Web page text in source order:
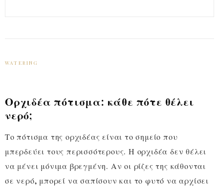
WATERING
Ορχιδέα πότισμα: κάθε πότε θέλει
νερό;
Το πότισμα της ορχιδέας είναι το σημείο που
μπερδεύει τους περισσότερους. Η ορχιδέα δεν θέλει
να μένει μόνιμα βρεγμένη. Αν οι ρίζες της κάθονται
σε νερό, μπορεί να σαπίσουν και το φυτό να αρχίσει